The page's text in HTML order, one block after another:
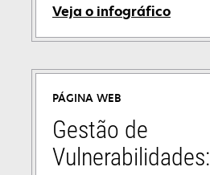
Veja o infográfico
PÁGINA WEB
Gestão de
Vulnerabilidades: